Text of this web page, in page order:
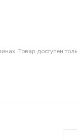
Товар доступен